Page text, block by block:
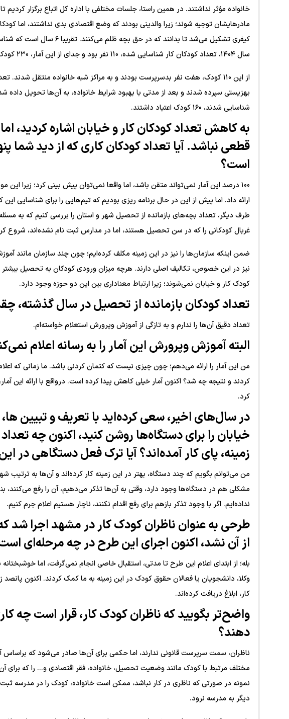
خانواده مؤثر نداشتند. در همین راستا، جلسات مختلفی با اداره کل اتباع برگزار کردیم
مادرهایشان توجیه شوند؛ زیرا والدینی بودند که وضع اقتصادی بدی نداشتند، اما
کیفری تشکیل می‌شد تا بدانند که
سال ۱۴۰۴، تعداد کودکان کار شناسایی شده، ۱۱۰ نفر بود و جدای از این آمار، ۲۳۰ کودک «خیابان و آسیب» هم داشتیم.
از این ۱۱۰ کودک، هفت نفر بدسرپرست بودند و به مراکز شبه خانواده منتقل
شناسایی شدند، ۱۶۰ کودک اعتیاد داشتند.
به کاهش تعداد کودکان کار و خیابان اشاره کردید،
قطعی نباشد. آیا تعداد کودکان کاری که از دید شما
است؟
۱۰۰ درصد این آمار نمی‌تواند متقن باشد، اما واقعا نمی‌توان پیش بینی کرد؛ زیرا
ارائه داد. اما پیش از این در حال برنامه ریزی بودیم که تیم‌هایی را برای شناسایی این
طرف دیگر، تعداد بچه‌های بازمانده از تحصیل شهر و استان را بررسی کنیم که به
غربال کودکانی را که در سن تحصیل هستند، اما در مدارس ثبت نام نشده‌اند، شروع
ضمن اینکه سازمان‌ها را نیز در این زمینه مکلف کرده‌ایم؛ چون چند سازمان مانند
نیز در این خصوص، تکالیف اصلی دارند. هرچه میزان ورودی کودکان به تحصیل
کودک کار و خیابان نمی‌شوند؛ زیرا ارتباط معناداری بین این دو حوزه وجود دارد.
تعداد کودکان بازمانده از تحصیل در سال گذشته،
تعداد دقیق آن‌ها را ندارم و به تازگی از آموزش وپرورش استعلام خواسته‌ام.
البته آموزش وپرورش این آمار را به رسانه اعلام
من این آمار را ارائه می‌دهم؛ چون چیزی نیست که کتمان کردنی باشد. ما زمانی که
کردند و نتیجه چه شد؟ اکنون آمار خیلی کاهش پیدا کرده است. درواقع با ارائه این
کرد.
در سال‌های اخیر، سعی کرده‌اید با تعریف و تبیین
زمینه، پای کار آمده‌اند؟ آیا ترک فعل دستگاهی
من می‌توانم بگویم که چند دستگاه، بهتر در این زمینه کار کرده‌اند و آن‌ها به
مشکلی هم در دستگاه‌ها وجود دارد، وقتی به آن‌ها تذکر می‌دهیم، آن را رفع می‌کنند،
نداده‌ایم. اگر با وجود تذکر بازهم برای رفع اقدام نکنند، ناچار هستیم اعلام جرم کنیم.
طرحی به عنوان ناظران کودک کار در مشهد اجرا شد که
از آن نشد، اکنون اجرای این طرح در چه مرحله‌ای
بله؛ از ابتدای اعلام این طرح تا مدتی، استقبال خاصی انجام نمی‌گرفت، اما
وکلا، دانشجویان یا فعالان حقوق کودک در این زمینه به ما کمک کردند. اکنون
کار، ابلاغ دریافت کرده‌اند.
واضح‌تر بگویید که ناظران کودک کار، قرار است چه
دهند؟
مختلف مرتبط با کودک مانند وضعیت تحصیل، خانواده، فقر اقتصادی و... را که
نمونه در صورتی که ناظری در کار نباشد، ممکن است خانواده، کودک را در مدرسه
دیگر به مدرسه نرود.